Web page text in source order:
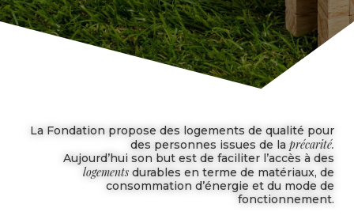
La Fondation propose des logements de qualité pour
des personnes issues de la précarité.
Aujourd’hui son but est de faciliter l’accès à des
logements durables en terme de matériaux, de
consommation d’énergie et du mode de
fonctionnement.